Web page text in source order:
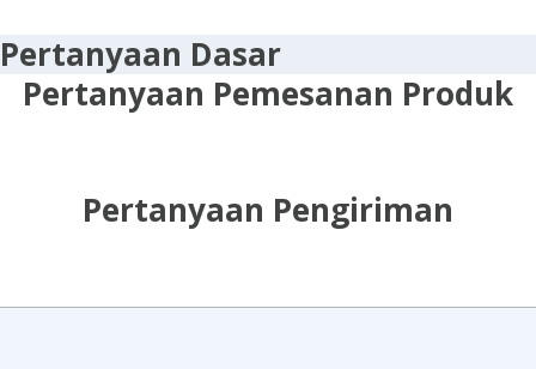
Pertanyaan Dasar
Pertanyaan Pemesanan Produk
Pertanyaan Pengiriman